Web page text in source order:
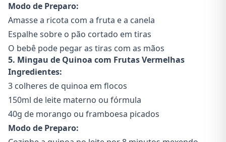
Modo de Preparo:
Amasse a ricota com a fruta e a canela
Espalhe sobre o pão cortado em tiras
O bebê pode pegar as tiras com as mãos
5. Mingau de Quinoa com Frutas Vermelhas
Ingredientes:
3 colheres de quinoa em flocos
150ml de leite materno ou fórmula
40g de morango ou framboesa picados
Modo de Preparo: